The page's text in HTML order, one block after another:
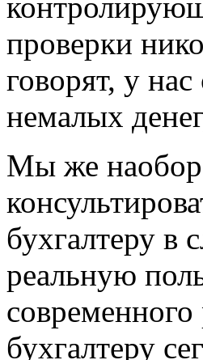
проверки
говорят, у
немалых
Мы же
бухгалтеру в
реальную
современного
бухгалтеру